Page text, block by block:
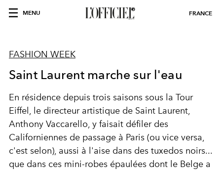
MENU FRANCE
FASHION WEEK
Saint Laurent marche sur l'eau
En résidence depuis trois saisons sous la Tour
Eiffel, le directeur artistique de Saint Laurent,
Anthony Vaccarello, y faisait défiler des
Californiennes de passage à Paris (ou vice versa,
c'est selon), aussi à l'aise dans des tuxedos noirs...
que dans ces mini-robes épaulées dont le Belge a